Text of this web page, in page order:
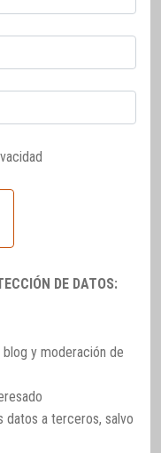
DE DATOS:
y moderación de
datos a terceros, salvo